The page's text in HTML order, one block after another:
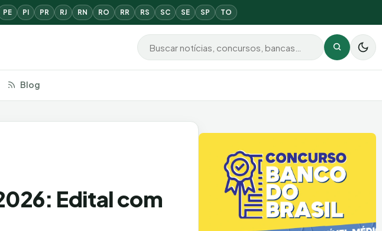
PE PI PR RJ RN RO RR RS SC SE SP TO
Buscar por: Buscar
Blog
Edital com